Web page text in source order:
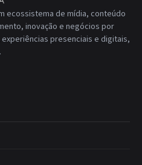
ecossistema de mídia, conteúdo
inovação e negócios por
presenciais e digitais,